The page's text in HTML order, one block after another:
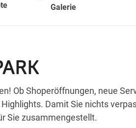
Galerie
Ob Shoperöffnungen, neue
Damit Sie nichts
Sie zusammengestellt.